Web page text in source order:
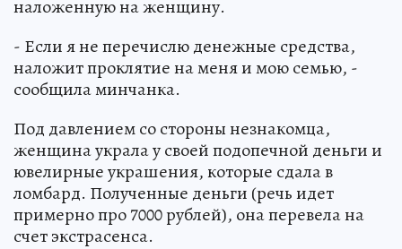
наложенную на женщину.
- Если я не перечислю денежные средства,
наложит проклятие на меня и мою семью, -
сообщила минчанка.
Под давлением со стороны незнакомца,
женщина украла у своей подопечной деньги и
ювелирные украшения, которые сдала в
ломбард. Полученные деньги (речь идет
примерно про 7000 рублей), она перевела на
счет экстрасенса.